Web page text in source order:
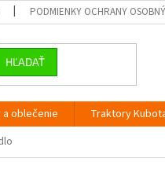
PODMIENKY OCHRANY
HĽADAŤ
oblečenie Traktory